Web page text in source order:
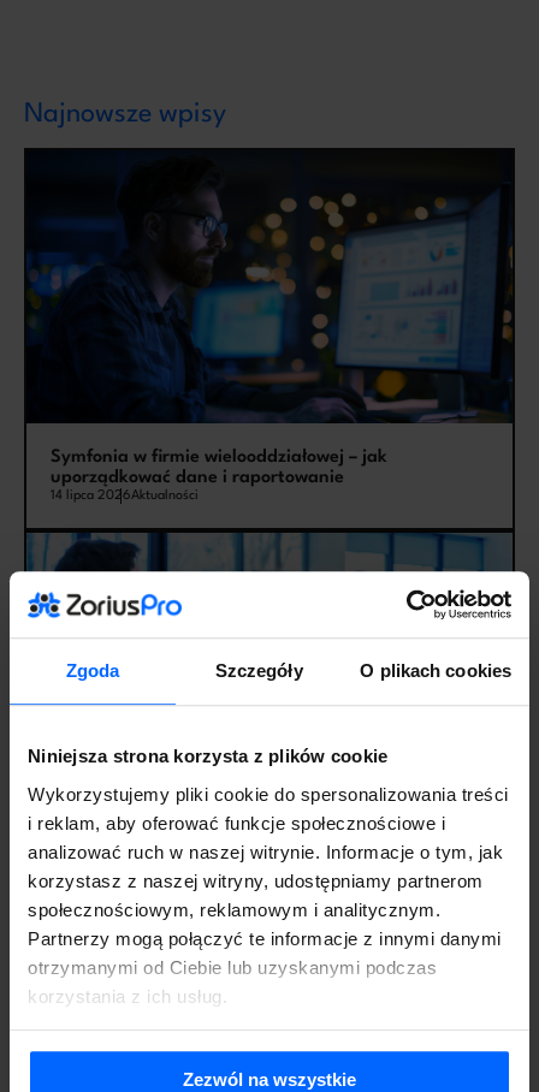
Zgoda Szczegóły O plikach cookies
Niniejsza strona korzysta z plików cookie
Wykorzystujemy pliki cookie do spersonalizowania treści
i reklam, aby oferować funkcje społecznościowe i
analizować ruch w naszej witrynie. Informacje o tym, jak
korzystasz z naszej witryny, udostępniamy partnerom
społecznościowym, reklamowym i analitycznym.
Partnerzy mogą połączyć te informacje z innymi danymi
otrzymanymi od Ciebie lub uzyskanymi podczas
korzystania z ich usług.
Zezwól na wszystkie
Najnowsze wpisy
Symfonia w firmie wielooddziałowej – jak
uporządkować dane i raportowanie
14 lipca 2026Aktualności
kroku
7 lipca 2026 Aktualności